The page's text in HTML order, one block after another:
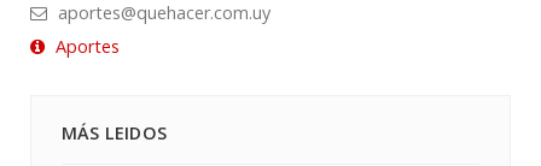
aportes@quehacer.com.uy
Aportes
MÁS LEIDOS